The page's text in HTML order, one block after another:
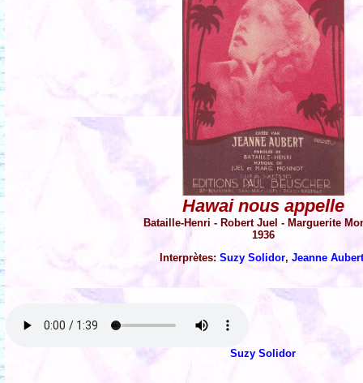
Hawai nous appelle
Bataille-Henri - Robert Juel - Marguerite
1936
Interprètes: Suzy Solidor, Jeanne Aubert
Suzy Solidor